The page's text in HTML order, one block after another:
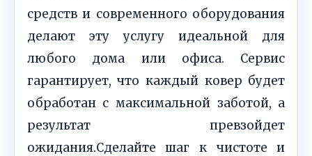
средств и современного оборудования
делают эту услугу идеальной для
любого дома или офиса. Сервис
гарантирует, что каждый ковер будет
обработан с максимальной заботой, а
результат превзойдет
ожидания.Сделайте шаг к чистоте и